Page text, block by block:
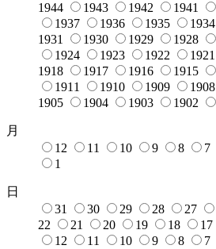
1944
1943 1942 1941
1937
1936 1935 1934
1931
1930 1929 1928
1924
1923 1922 1921
1918
1917 1916 1915
1911
1910 1909 1908
1905
1904 1903 1902
月
12
11 10 9 8 7
1
日
31
30 29 28 27
22
21 20 19 18 17
12
11 10 9 8 7